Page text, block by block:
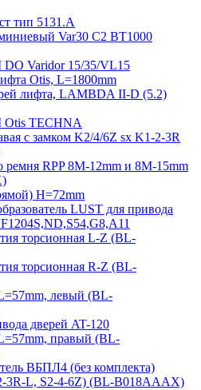
тип 5131.A
Var30 C2 BT1000
Varidor 15/35/VL15
Otis, L=1800mm
лифта, LAMBDA II-D (5.2)
TECHNA
с замком K2/4/6Z sx K1-2-3R
ремня RPP 8M-12mm и 8M-15mm
H=72mm
LUST для привода
торсионная L-Z (BL-
торсионная R-Z (BL-
левый (BL-
дверей AT-120
правый (BL-
ВБПЛ4 (без комплекта)
3R-L, S2-4-6Z) (BL-B018AAAX)